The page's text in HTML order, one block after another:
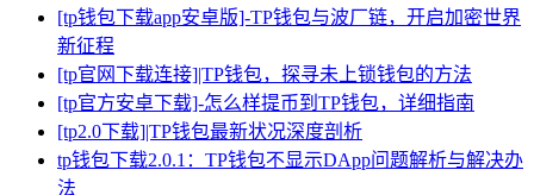
[tp钱包下载app安卓版]-TP钱包与波厂链，开启加密世界
新征程
[tp官网下载连接]|TP钱包，探寻未上锁钱包的方法
[tp官方安卓下载]-怎么样提币到TP钱包，详细指南
[tp2.0下载]|TP钱包最新状况深度剖析
tp钱包下载2.0.1：TP钱包不显示DApp问题解析与解决办
法